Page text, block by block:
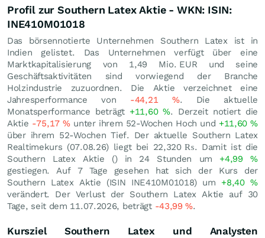
Profil zur Southern Latex Aktie - WKN: ISIN:
INE410M01018
Das börsennotierte Unternehmen Southern Latex ist in
Indien gelistet. Das Unternehmen verfügt über eine
Marktkapitalisierung von 1,49 Mio. EUR und seine
Geschäftsaktivitäten sind vorwiegend der Branche
Holzindustrie zuzuordnen. Die Aktie verzeichnet eine
Jahresperformance von -44,21 %. Die aktuelle
Monatsperformance beträgt +11,60%. Derzeit notiert die
Aktie -75,17%unter ihrem 52-Wochen Hoch und +11,60%
über ihrem 52-Wochen Tief. Der aktuelle Southern Latex
Realtimekurs (07.08.26) liegt bei 22,320 ₨. Damit ist die
Southern Latex Aktie () in 24 Stunden um +4,99%
gestiegen. Auf 7 Tage gesehen hat sich der Kurs der
Southern Latex Aktie (ISIN INE410M01018) um +8,40%
verändert. Der Verlust der Southern Latex Aktie auf 30
Tage, seit dem 11.07.2026, beträgt -43,99%.
Kursziel Southern Latex und Analysten